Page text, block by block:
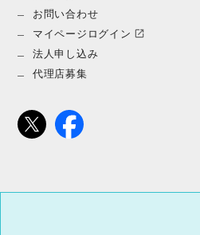
お問い合わせ
マイページログイン
法人申し込み
代理店募集